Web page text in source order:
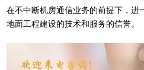
在不中断机房通信业务的前提下，进
地面工程建设的技术和服务的信誉。